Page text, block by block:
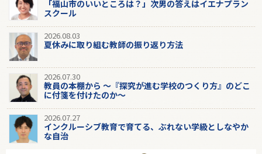
「福山市のいいところは？」次男の答えはイエナプラン
スクール
2026.08.03
夏休みに取り組む教師の振り返り方法
2026.07.30
教員の本棚から 〜『探究が進む学校のつくり方』のどこ
に付箋を付けたのか〜
2026.07.27
インクルーシブ教育で育てる、ぶれない学級としなやか
な自治